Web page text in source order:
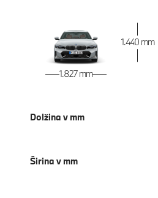
1.827 mm
1.440 mm
Dolžina v mm
Širina v mm